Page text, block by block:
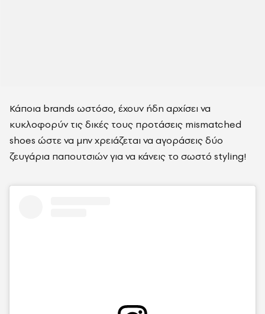
Κάποια brands ωστόσο, έχουν ήδη αρχίσει να
κυκλοφορύν τις δικές τους προτάσεις mismatched
shoes ώστε να μην χρειάζεται να αγοράσεις δύο
ζευγάρια παπουτσιών για να κάνεις το σωστό styling!